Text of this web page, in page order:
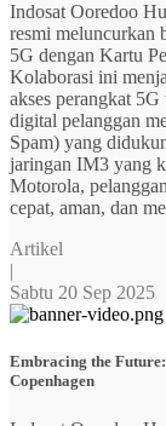
Indosat Ooredoo
resmi meluncurkan
5G dengan Kartu
Kolaborasi ini
akses perangkat
digital pelanggan
Spam) yang
jaringan IM3 yang
Motorola,
cepat, aman, dan
Artikel
|
Sabtu 20 Sep 2025
Embracing the
Copenhagen